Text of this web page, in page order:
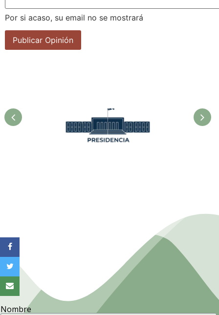
Por si acaso, su email no se mostrará
Nombre